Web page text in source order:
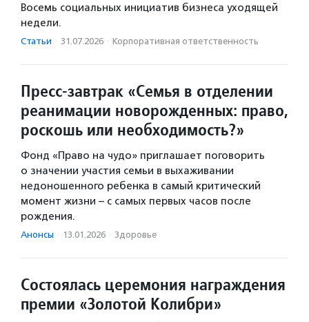
Восемь социальных инициатив бизнеса уходящей
недели.
Статьи · 31.07.2026 · Корпоративная ответственность
Пресс-завтрак «Семья в отделении
реанимации новорожденных: право,
роскошь или необходимость?»
Фонд «Право на чудо» приглашает поговорить
о значении участия семьи в выхаживании
недоношенного ребенка в самый критический
момент жизни – с самых первых часов после
рождения.
Анонсы · 13.01.2026 · Здоровье
Состоялась церемония награждения
премии «Золотой Колибри»